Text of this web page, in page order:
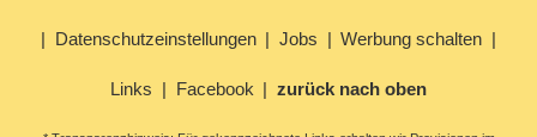
Datenschutzeinstellungen Jobs Werbung schalten
Links Facebook zurück nach oben